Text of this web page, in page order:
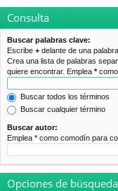
pi
d
os
Consulta
Buscar palabras clave:
Escribe + delante de una
Crea una lista de palabras
quiere encontrar. Emplea *como
Buscar todos los términos
Buscar cualquier término
Buscar autor:
Emplea * como comodín para
Opciones de búsqueda